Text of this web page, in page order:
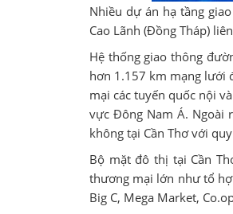
Nhiều dự án hạ tầng
Cao Lãnh (Đồng Tháp)
Hệ thống giao thông
hơn 1.157 km mạng lưới
mại các tuyến quốc nội
vực Đông Nam Á. Ngoài
không tại Cần Thơ với
Bộ mặt đô thị tại Cần
thương mại lớn như tổ
Big C, Mega Market,